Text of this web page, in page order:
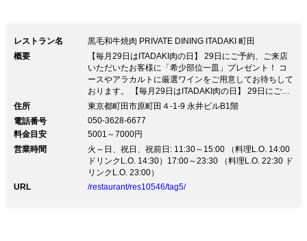
レストラン名
黒毛和牛焼肉 PRIVATE DINING ITADAKI 町田
概要
【毎月29日はITADAKI肉の日】 29日にご予約、ご来店
いただいたお客様に「希少部位一皿」プレゼント！ コ
ースやアラカルトに厳選ワインをご用意してお待ちして
おります。 【毎月29日はITADAKI肉の日】 29日にご予
約、ご来店いただいたお客様に「希少部位一皿」プレゼ
お待ちしております。厳選した上質な黒毛和牛を一頭買
い。焼肉はもちろん、様々なお料理でお楽しみいただけ
ます。 定番の部位の他、シャトーブリアンなどの希少
部位も多彩にお楽しみいただけます。 ワインはケンゾ
ーエステイトのものをはじめ、各国の美酒を充実のライ
ンナップでご用意。 シックな木目にモノトーンを合わ
住所
東京都町田市原町田４-1-9 永井ビルB1階
電話番号
050-3628-6677
料金目安
5001～7000円
営業時間
火～日、祝日、祝前日: 11:30～15:00 （料理L.O. 14:00
ドリンクL.O. 14:30）17:00～23:30 （料理L.O. 22:30 ド
リンクL.O. 23:00）
URL
/restaurant/res10546/tag5/